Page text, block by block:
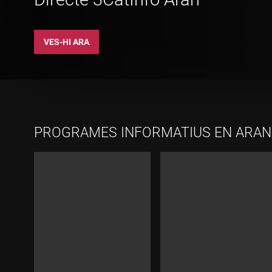
VES-HI ARA
PROGRAMES INFORMATIUS EN